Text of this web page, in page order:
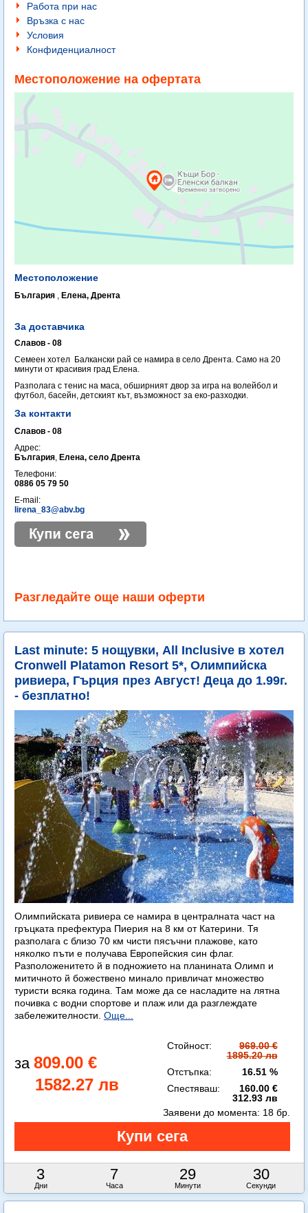
Работа при нас
Връзка с нас
Условия
Конфиденциалност
Местоположение на офертата
Местоположение
България , Елена, Дрента
За доставчика
Славов - 08
Семеен хотел Балкански рай се намира в село Дрента. Само на 20
минути от красивия град Елена.
Разполага с тенис на маса, обширният двор за игра на волейбол и
футбол, басейн, детският кът, възможност за еко-разходки.
За контакти
Славов - 08
Адрес:
България, Елена, село Дрента
Телефони:
0886 05 79 50
E-mail:
Iirena_83@abv.bg
Разгледайте още наши оферти
Last minute: 5 нощувки, All Inclusive в хотел
Cronwell Platamon Resort 5*, Олимпийска
ривиера, Гърция през Август! Деца до 1.99г.
- безплатно!
Олимпийската ривиера се намира в централната част на
гръцката префектура Пиерия на 8 км от Катерини. Тя
разполага с близо 70 км чисти пясъчни плажове, като
няколко пъти е получава Европейския син флаг.
Разположенитето й в подножието на планината Олимп и
митичното й божествено минало привличат множество
туристи всяка година. Там може да се насладите на лятна
почивка с водни спортове и плаж или да разглеждате
забележителности. Още...
809.00 €
1582.27 лв
Стойност:
969.00 €
1895.20 лв
Отстъпка:
16.51 %
Спестяваш:
160.00 €
312.93 лв
3
Дни
7
Часа
29
Минути
29
Секунди
Заявени до момента: 18 бр.